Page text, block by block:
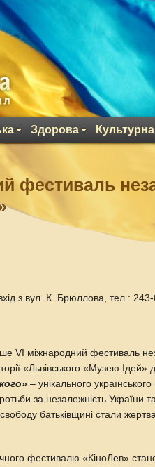
Здорова Культурна
фестиваль
з вул. К. Брюллова, тел.:
VI міжнародний фестиваль
«Львівського «Музею Ідей»
– унікального
за незалежність України
батьківщині стали
фестивалю «КіноЛев»